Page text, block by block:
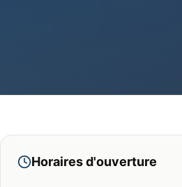
Horaires d'ouverture